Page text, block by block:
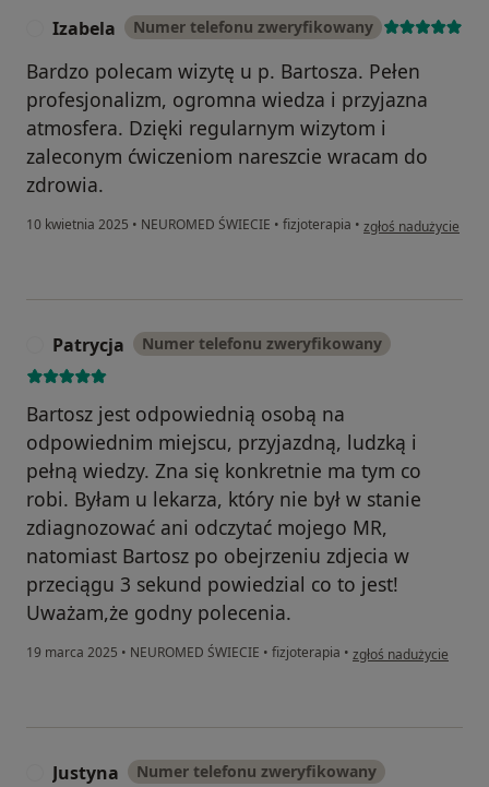
Izabela Numer telefonu zweryfikowany
Bardzo polecam wizytę u p. Bartosza. Pełen
profesjonalizm, ogromna wiedza i przyjazna
atmosfera. Dzięki regularnym wizytom i
zaleconym ćwiczeniom nareszcie wracam do
zdrowia.
10 kwietnia 2025 • NEUROMED ŚWIECIE • fizjoterapia • w opinii
zgłoś nadużycie
Patrycja Numer telefonu zweryfikowany
Bartosz jest odpowiednią osobą na
odpowiednim miejscu, przyjazdną, ludzką i
pełną wiedzy. Zna się konkretnie ma tym co
robi. Byłam u lekarza, który nie był w stanie
zdiagnozować ani odczytać mojego MR,
natomiast Bartosz po obejrzeniu zdjecia w
przeciągu 3 sekund powiedzial co to jest!
Uważam,że godny polecenia.
19 marca 2025 • NEUROMED ŚWIECIE • fizjoterapia • w opinii użytkownika
zgłoś nadużycie
Justyna Numer telefonu zweryfikowany